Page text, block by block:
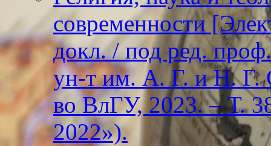
современности
докл. / под ред.
ун-т им. А. Г. и Н. Г.
во ВлГУ, 2023. – Т.
2022»).